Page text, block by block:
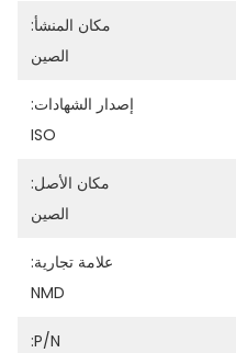
مكان المنشأ:
الصين
إصدار الشهادات:
ISO
مكان الأصل:
الصين
علامة تجارية:
NMD
P/N: